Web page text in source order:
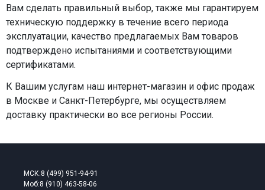
Вам сделать правильный выбор, также мы гарантируем
техническую поддержку в течение всего периода
эксплуатации, качество предлагаемых Вам товаров
подтверждено испытаниями и соответствующими
сертификатами.
К Вашим услугам наш интернет-магазин и офис продаж
в Москве и Санкт-Петербурге, мы осуществляем
доставку практически во все регионы России.
МСК:8 (499) 951-94-91
Моб:8 (910) 463-58-06